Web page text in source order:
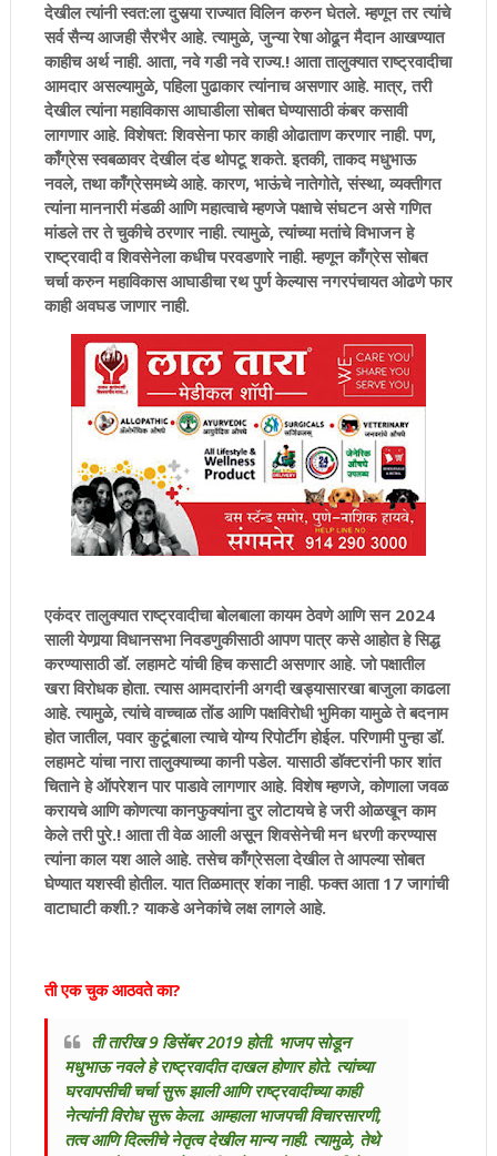
देखील त्यांनी स्वत:ला दुसर्‍या राज्यात विलिन करुन घेतले. म्हणून तर त्यांचे
सर्व सैन्य आजही सैरभैर आहे. त्यामुळे, जुन्या रेषा ओढून मैदान आखण्यात
काहीच अर्थ नाही. आता, नवे गडी नवे राज्य.! आता तालुक्यात राष्ट्रवादीचा
आमदार असल्यामुळे, पहिला पुढाकार त्यांनाच असणार आहे. मात्र, तरी
देखील त्यांना महाविकास आघाडीला सोबत घेण्यासाठी कंबर कसावी
लागणार आहे. विशेषत: शिवसेना फार काही ओढाताण करणार नाही. पण,
काँग्रेस स्वबळावर देखील दंड थोपटू शकते. इतकी, ताकद मधुभाऊ
नवले, तथा काँग्रेसमध्ये आहे. कारण, भाऊंचे नातेगोते, संस्था, व्यक्तीगत
त्यांना माननारी मंडळी आणि महात्वाचे म्हणजे पक्षाचे संघटन असे गणित
मांडले तर ते चुकीचे ठरणार नाही. त्यामुळे, त्यांच्या मतांचे विभाजन हे
राष्ट्रवादी व शिवसेनेला कधीच परवडणारे नाही. म्हणून काँग्रेस सोबत
चर्चा करुन महाविकास आघाडीचा रथ पुर्ण केल्यास नगरपंचायत ओढणे फार
काही अवघड जाणार नाही.
एकंदर तालुक्यात राष्ट्रवादीचा बोलबाला कायम ठेवणे आणि सन 2024
साली येणार्‍या विधानसभा निवडणुकीसाठी आपण पात्र कसे आहोत हे सिद्ध
करण्यासाठी डॉ. लहामटे यांची हिच कसाटी असणार आहे. जो पक्षातील
खरा विरोधक होता. त्यास आमदारांनी अगदी खड्यासारखा बाजुला काढला
आहे. त्यामुळे, त्यांचे वाच्चाळ तोंड आणि पक्षविरोधी भुमिका यामुळे ते बदनाम
होत जातील, पवार कुटूंबाला त्याचे योग्य रिपोर्टींग होईल. परिणामी पुन्हा डॉ.
लहामटे यांचा नारा तालुक्याच्या कानी पडेल. यासाठी डॉक्टरांनी फार शांत
चिताने हे ऑपरेशन पार पाडावे लागणार आहे. विशेष म्हणजे, कोणाला जवळ
करायचे आणि कोणत्या कानफुक्यांना दुर लोटायचे हे जरी ओळखून काम
केले तरी पुरे.! आता ती वेळ आली असून शिवसेनेची मन धरणी करण्यास
त्यांना काल यश आले आहे. तसेच काँग्रेसला देखील ते आपल्या सोबत
घेण्यात यशस्वी होतील. यात तिळमात्र शंका नाही. फक्त आता 17 जागांची
वाटाघाटी कशी.? याकडे अनेकांचे लक्ष लागले आहे.
ती एक चुक आठवते का?
ती तारीख 9 डिसेंबर 2019 होती. भाजप सोडून
मधुभाऊ नवले हे राष्ट्रवादीत दाखल होणार होते. त्यांच्या
घरवापसीची चर्चा सुरू झाली आणि राष्ट्रवादीच्या काही
नेत्यांनी विरोध सुरू केला. आम्हाला भाजपची विचारसारणी,
तत्व आणि दिल्लीचे नेतृत्व देखील मान्य नाही. त्यामुळे, तेथे